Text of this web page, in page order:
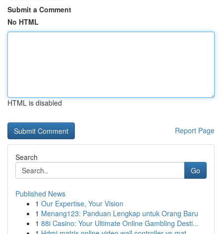
Submit a Comment
No HTML
HTML is disabled
Report Page
Search
Go
Published News
1 Our Expertise, Your Vision
1 Menang123: Panduan Lengkap untuk Orang Baru
1 88i Casino: Your Ultimate Online Gambling Desti...